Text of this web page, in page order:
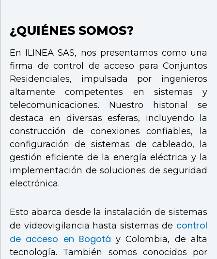
¿QUIÉNES SOMOS?
En ILINEA SAS, nos presentamos como una
firma de control de acceso para Conjuntos
Residenciales, impulsada por ingenieros
altamente competentes en sistemas y
telecomunicaciones. Nuestro historial se
destaca en diversas esferas, incluyendo la
construcción de conexiones confiables, la
configuración de sistemas de cableado, la
gestión eficiente de la energía eléctrica y la
implementación de soluciones de seguridad
electrónica.
Esto abarca desde la instalación de sistemas
de videovigilancia hasta sistemas de control
de acceso en Bogotá y Colombia, de alta
tecnología. También somos conocidos por